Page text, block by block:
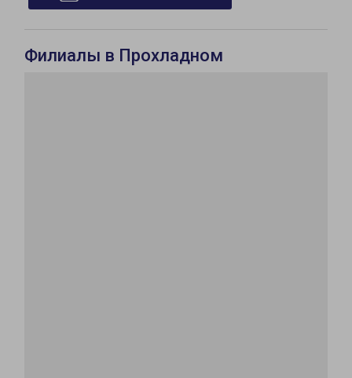
Филиалы в Прохладном